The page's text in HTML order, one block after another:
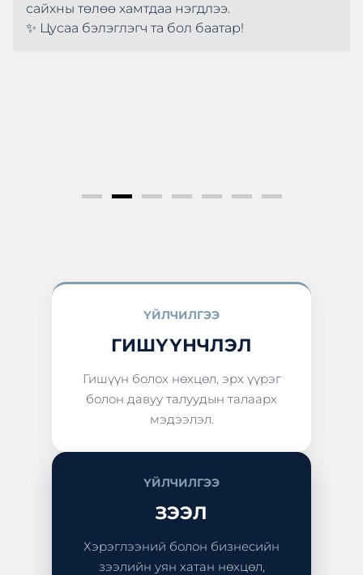
сайхны төлөө хамтдаа нэгдлээ.
✨ Цусаа бэлэглэгч та бол баатар!
ҮЙЛЧИЛГЭЭ
ГИШҮҮНЧЛЭЛ
Гишүүн болох нөхцөл, эрх үүрэг
болон давуу талуудын талаарх
мэдээлэл.
ҮЙЛЧИЛГЭЭ
ЗЭЭЛ
Хэрэглээний болон бизнесийн
зээлийн уян хатан нөхцөл,